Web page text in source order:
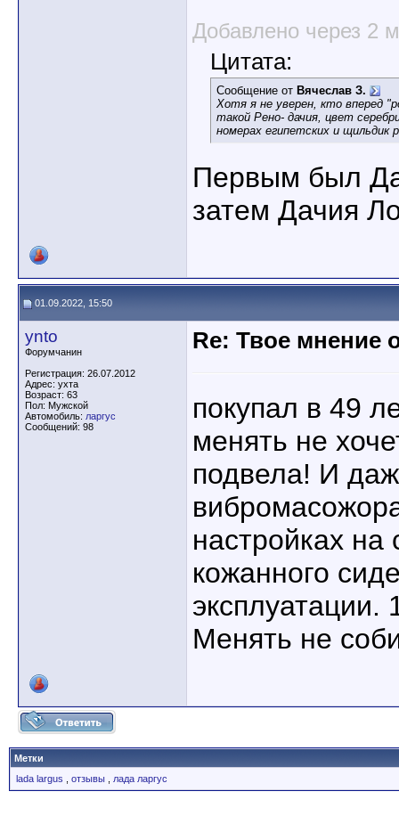
Добавлено через 2
Цитата:
Сообщение от Вячеслав З.
Хотя я не уверен, кто вперед
такой Рено- дачия, цвет
номерах египетских и щильдик
Первым был
затем Дачия
01.09.2022, 15:50
ynto
Форумчанин
Регистрация: 26.07.2012
Адрес: ухта
Возраст: 63
Пол: Мужской
Автомобиль: ларгус
Сообщений: 98
Re: Твое мнение
покупал в 49
менять не
подвела! И
настройках
кожанного
эксплуатации.
Менять не
Метки
lada largus
отзывы лада ларгус